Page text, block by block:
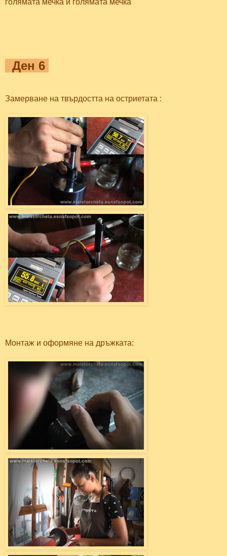
Ден 6
Замерване на твърдостта на остриетата :
Монтаж и оформяне на дръжката: